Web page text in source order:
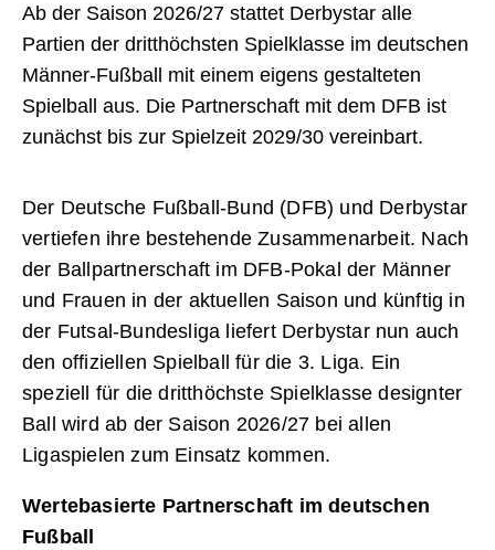
Ab der Saison 2026/27 stattet Derbystar alle
Partien der dritthöchsten Spielklasse im deutschen
Männer-Fußball mit einem eigens gestalteten
Spielball aus. Die Partnerschaft mit dem DFB ist
zunächst bis zur Spielzeit 2029/30 vereinbart.
Der Deutsche Fußball-Bund (DFB) und Derbystar
vertiefen ihre bestehende Zusammenarbeit. Nach
der Ballpartnerschaft im DFB-Pokal der Männer
und Frauen in der aktuellen Saison und künftig in
der Futsal-Bundesliga liefert Derbystar nun auch
den offiziellen Spielball für die 3. Liga. Ein
speziell für die dritthöchste Spielklasse designter
Ball wird ab der Saison 2026/27 bei allen
Ligaspielen zum Einsatz kommen.
Wertebasierte Partnerschaft im deutschen
Fußball